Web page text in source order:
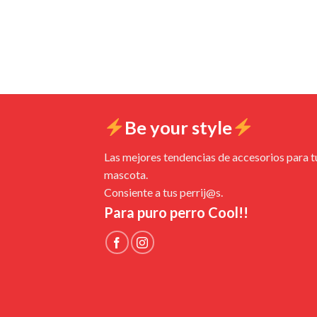
Be your style
Las mejores tendencias de accesorios para
mascota.
Consiente a tus perrij@s.
Para puro perro Cool!!